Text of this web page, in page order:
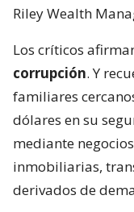
Riley Wealth
Los críticos
corrupción. Y
familiares
dólares en su
mediante
inmobiliarias,
derivados de